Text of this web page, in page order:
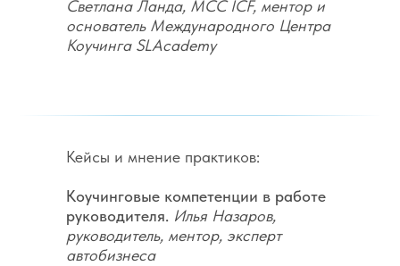
Светлана Ланда, MCC ICF, ментор и
основатель Международного Центра
Коучинга SLAcademy
Кейсы и мнение практиков:
Коучинговые компетенции в работе
pуководителя. Илья Назаров,
руководитель, ментор, эксперт
автобизнеса